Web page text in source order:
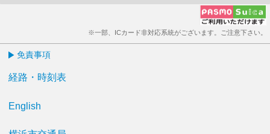
※一部、ICカード非対応系統がございます。ご注意下さい。
免責事項
経路・時刻表
English